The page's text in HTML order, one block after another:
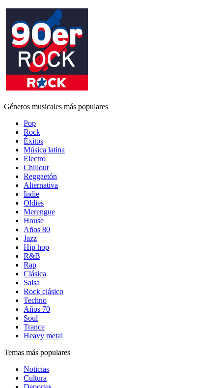
Géneros musicales más populares
Pop
Rock
Éxitos
Música latina
Electro
Chillout
Reggaetón
Alternativa
Indie
Oldies
Merengue
House
Años 80
Jazz
Hip hop
R&B
Rap
Clásica
Salsa
Rock clásico
Techno
Años 70
Soul
Trance
Heavy metal
Temas más populares
Noticias
Cultura